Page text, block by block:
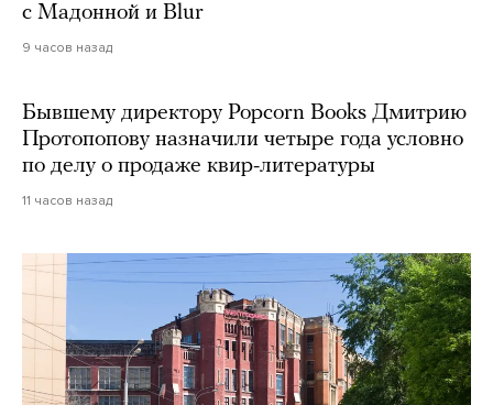
с Мадонной и Blur
9 часов назад
Бывшему директору Popcorn Books Дмитрию
Протопопову назначили четыре года условно
по делу о продаже квир-литературы
11 часов назад